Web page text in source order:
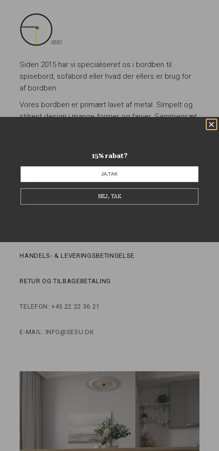
Siden 2015 har vi specialiseret os i bordben til
spisebord, sofabord eller hvad der ellers er brug for
af bordben.
Vores bordben er primært lavet af metal. Simpelt og
stilrent design i mange former og farver. Sammensæt
FAQ
HANDELS- & LEVERINGSBETINGELSE
RETUR OG TILBAGEBETALING
TELEFON: +45 22 22 36 21
E-MAIL: INFO@SESU.DK
15% rabat?
JA,TAK
NEJ, TAK